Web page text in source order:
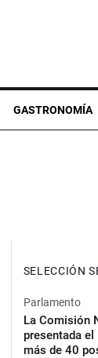
GASTRONOMÍA
SELECCIÓN
Parlamento
La Comisión
presentada
más de 40